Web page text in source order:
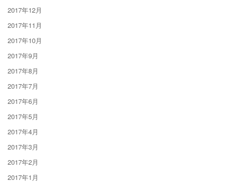
2017年12月
2017年11月
2017年10月
2017年9月
2017年8月
2017年7月
2017年6月
2017年5月
2017年4月
2017年3月
2017年2月
2017年1月